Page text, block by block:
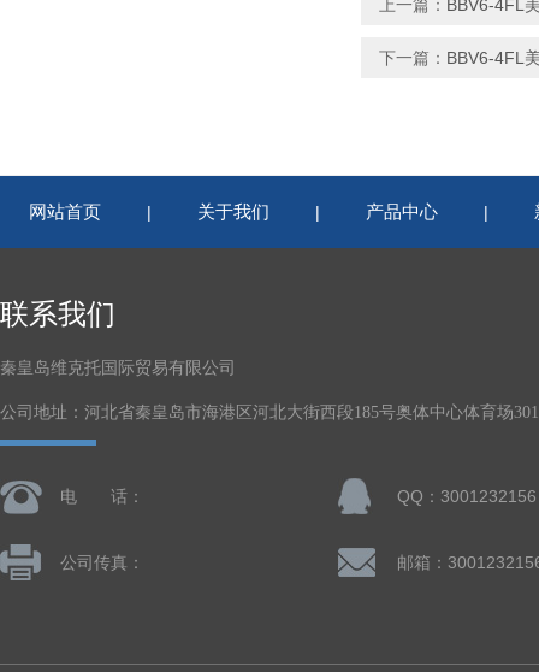
上一篇： BBV6-4FL
下一篇： BBV6-4FL
网站首页 | 关于我们 | 产品中心 |
联系我们
秦皇岛维克托国际贸易有限公司
公司地址：河北省秦皇岛市海港区河北大街西段185号奥体中心体育场
电 话： QQ：3001232156
公司传真： 邮箱：